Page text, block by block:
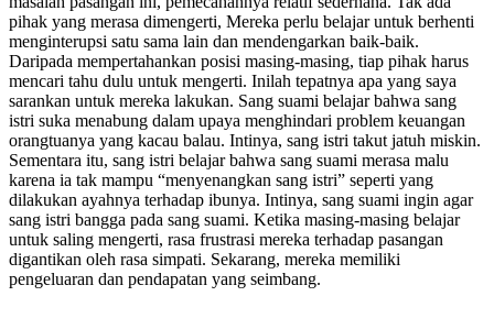
pihak yang merasa dimengerti, Mereka perlu belajar untuk berhenti
menginterupsi satu sama lain dan mendengarkan baik-baik.
Daripada mempertahankan posisi masing-masing, tiap pihak harus
mencari tahu dulu untuk mengerti. Inilah tepatnya apa yang saya
sarankan untuk mereka lakukan. Sang suami belajar bahwa sang
istri suka menabung dalam upaya menghindari problem keuangan
orangtuanya yang kacau balau. Intinya, sang istri takut jatuh miskin.
Sementara itu, sang istri belajar bahwa sang suami merasa malu
karena ia tak mampu “menyenangkan sang istri” seperti yang
dilakukan ayahnya terhadap ibunya. Intinya, sang suami ingin agar
sang istri bangga pada sang suami. Ketika masing-masing belajar
untuk saling mengerti, rasa frustrasi mereka terhadap pasangan
digantikan oleh rasa simpati. Sekarang, mereka memiliki
pengeluaran dan pendapatan yang seimbang.